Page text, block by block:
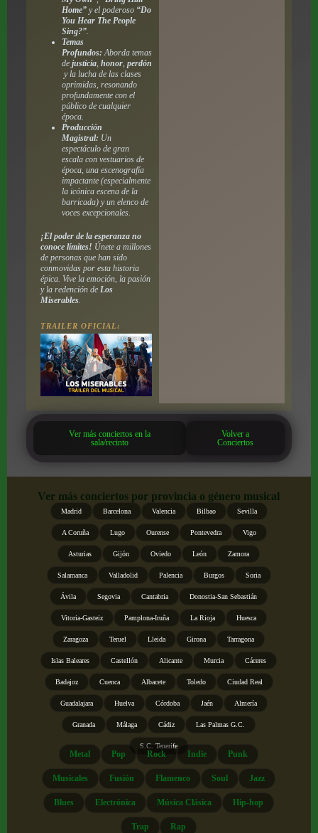
Home”y el poderoso “Do
You Hear The People
Sing?”.
Temas
Profundos: Aborda temas
de justicia, honor, perdón
y la lucha de las clases
oprimidas, resonando
profundamente con el
público de cualquier
época.
Producción
Magistral: Un
espectáculo de gran
escala con vestuarios de
época, una escenografía
impactante (especialmente
la icónica escena de la
barricada) y un elenco de
voces excepcionales.
¡El poder de la esperanza no
conoce límites! Únete a millones
de personas que han sido
conmovidas por esta historia
épica. Vive la emoción, la pasión
y la redención de Los
Miserables.
TRAILER OFICIAL:
Ver más conciertos en la
sala/recinto
Volver a
Conciertos
Ver más conciertos por provincia o género musical
Madrid Barcelona Valencia Bilbao Sevilla
A Coruña Lugo Ourense Pontevedra Vigo
Asturias Gijón Oviedo León Zamora
Salamanca Valladolid Palencia Burgos Soria
Ávila Segovia Cantabria Donostia-San Sebastián
Vitoria-Gasteiz Pamplona-Iruña La Rioja Huesca
Zaragoza Teruel Lleida Girona Tarragona
Islas Baleares Castellón Alicante Murcia Cáceres
Badajoz Cuenca Albacete Toledo Ciudad Real
Guadalajara Huelva Córdoba Jaén Almería
Granada Málaga Cádiz Las Palmas G.C.
S.C. Tenerife
Metal Pop Rock Indie Punk
Musicales Fusión Flamenco Soul Jazz
Blues Electrónica Música Clásica Hip-hop
Trap Rap